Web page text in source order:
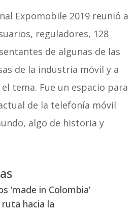
Expomobile 2019 reunió a
reguladores, 128
de algunas de las
de la industria móvil y a
tema. Fue un espacio para
de la telefonía móvil
algo de historia y
‘made in Colombia’
hacia la